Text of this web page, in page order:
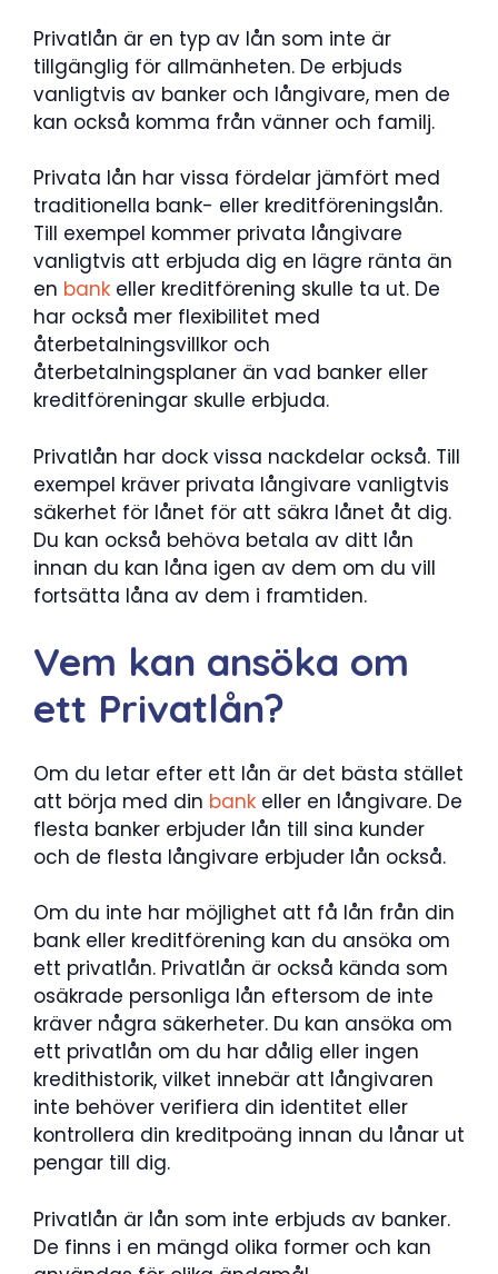
Privatlån är en typ av lån som inte är
tillgänglig för allmänheten. De erbjuds
vanligtvis av banker och långivare, men de
kan också komma från vänner och familj.
Privata lån har vissa fördelar jämfört med
traditionella bank- eller kreditföreningslån.
Till exempel kommer privata långivare
vanligtvis att erbjuda dig en lägre ränta än
en bank eller kreditförening skulle ta ut. De
har också mer flexibilitet med
återbetalningsvillkor och
återbetalningsplaner än vad banker eller
kreditföreningar skulle erbjuda.
Privatlån har dock vissa nackdelar också. Till
exempel kräver privata långivare vanligtvis
säkerhet för lånet för att säkra lånet åt dig.
Du kan också behöva betala av ditt lån
innan du kan låna igen av dem om du vill
fortsätta låna av dem i framtiden.
Vem kan ansöka om
ett Privatlån?
Om du letar efter ett lån är det bästa stället
att börja med din bank eller en långivare. De
flesta banker erbjuder lån till sina kunder
och de flesta långivare erbjuder lån också.
Om du inte har möjlighet att få lån från din
bank eller kreditförening kan du ansöka om
ett privatlån. Privatlån är också kända som
osäkrade personliga lån eftersom de inte
kräver några säkerheter. Du kan ansöka om
ett privatlån om du har dålig eller ingen
kredithistorik, vilket innebär att långivaren
inte behöver verifiera din identitet eller
kontrollera din kreditpoäng innan du lånar ut
pengar till dig.
Privatlån är lån som inte erbjuds av banker.
De finns i en mängd olika former och kan